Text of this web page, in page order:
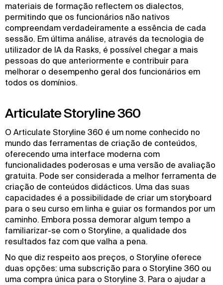
materiais de formação reflectem os dialectos,
permitindo que os funcionários não nativos
compreendam verdadeiramente a essência de cada
sessão. Em última análise, através da tecnologia de
utilizador de IA da Rasks, é possível chegar a mais
pessoas do que anteriormente e contribuir para
melhorar o desempenho geral dos funcionários em
todos os domínios.
Articulate Storyline 360
O Articulate Storyline 360 é um nome conhecido no
mundo das ferramentas de criação de conteúdos,
oferecendo uma interface moderna com
funcionalidades poderosas e uma versão de avaliação
gratuita. Pode ser considerada a melhor ferramenta de
criação de conteúdos didácticos. Uma das suas
capacidades é a possibilidade de criar um storyboard
para o seu curso em linha e guiar os formandos por um
caminho. Embora possa demorar algum tempo a
familiarizar-se com o Storyline, a qualidade dos
resultados faz com que valha a pena.
No que diz respeito aos preços, o Storyline oferece
duas opções: uma subscrição para o Storyline 360 ou
uma compra única para o Storyline 3. Para o ajudar a